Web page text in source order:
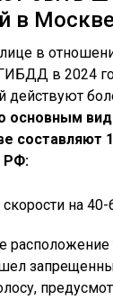
в
в
в 2024
основным
составляют
РФ:
на
расположение